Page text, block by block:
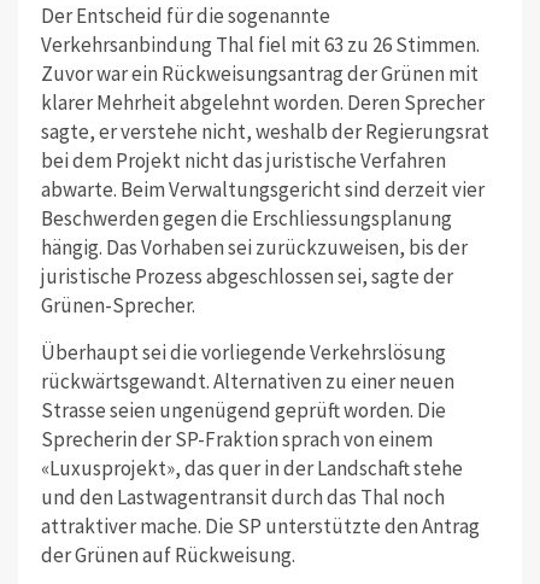
Der Entscheid für die sogenannte
Verkehrsanbindung Thal fiel mit 63 zu 26 Stimmen.
Zuvor war ein Rückweisungsantrag der Grünen mit
klarer Mehrheit abgelehnt worden. Deren Sprecher
sagte, er verstehe nicht, weshalb der Regierungsrat
bei dem Projekt nicht das juristische Verfahren
abwarte. Beim Verwaltungsgericht sind derzeit vier
Beschwerden gegen die Erschliessungsplanung
hängig. Das Vorhaben sei zurückzuweisen, bis der
juristische Prozess abgeschlossen sei, sagte der
Grünen-Sprecher.
Überhaupt sei die vorliegende Verkehrslösung
rückwärtsgewandt.Alternativen zu einer neuen
Strasse seien ungenügend geprüft worden. Die
Sprecherin der SP-Fraktion sprach von einem
«Luxusprojekt», das quer in der Landschaft stehe
und den Lastwagentransit durch das Thal noch
attraktiver mache. Die SP unterstützte den Antrag
der Grünen auf Rückweisung.